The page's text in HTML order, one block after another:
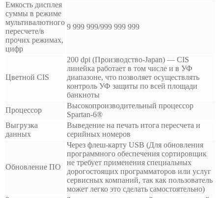
Емкость дисплея
суммы в режиме
мультивалютного
пересчете/в
прочих режимах,
цифр
9 999 999/999 999 999
Цветной CIS
200 dpi (Производство-Japan) — CIS
линейка работает в том числе и в УФ
диапазоне, что позволяет осуществлять
контроль УФ защиты по всей площади
банкноты
Процессор
Высокопроизводительный процессор
Spartan-6®
Выгрузка
данных
Выведение на печать итога пересчета и
серийных номеров
Обновление ПО
Через флеш-карту USB (Для обновления
программного обеспечения сортировщик
не требует применения специальных
дорогостоящих программаторов или услуг
сервисных компаний, так как пользователь
может легко это сделать самостоятельно)